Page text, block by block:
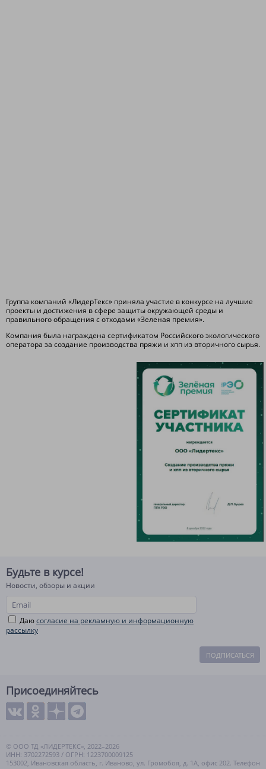
Группа компаний «ЛидерТекс» приняла участие в конкурсе на лучшие
проекты и достижения в сфере защиты окружающей среды и
правильного обращения с отходами «Зеленая премия».
Компания была награждена сертификатом Российского экологического
оператора за создание производства пряжи и хпп из вторичного сырья.
Будьте в курсе!
Новости, обзоры и акции
Даюсогласие на рекламную и информационную
рассылку
ПОДПИСАТЬСЯ
Присоединяйтесь
© ООО ТД «ЛИДЕРТЕКС», 2022–2026
ИНН: 3702272593 / ОГРН: 1223700009125
153002, Ивановская область, г. Иваново, ул. Громобоя, д. 1А, офис 202. Телефон